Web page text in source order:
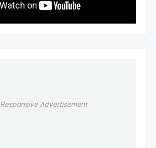
Responsive Advertisement